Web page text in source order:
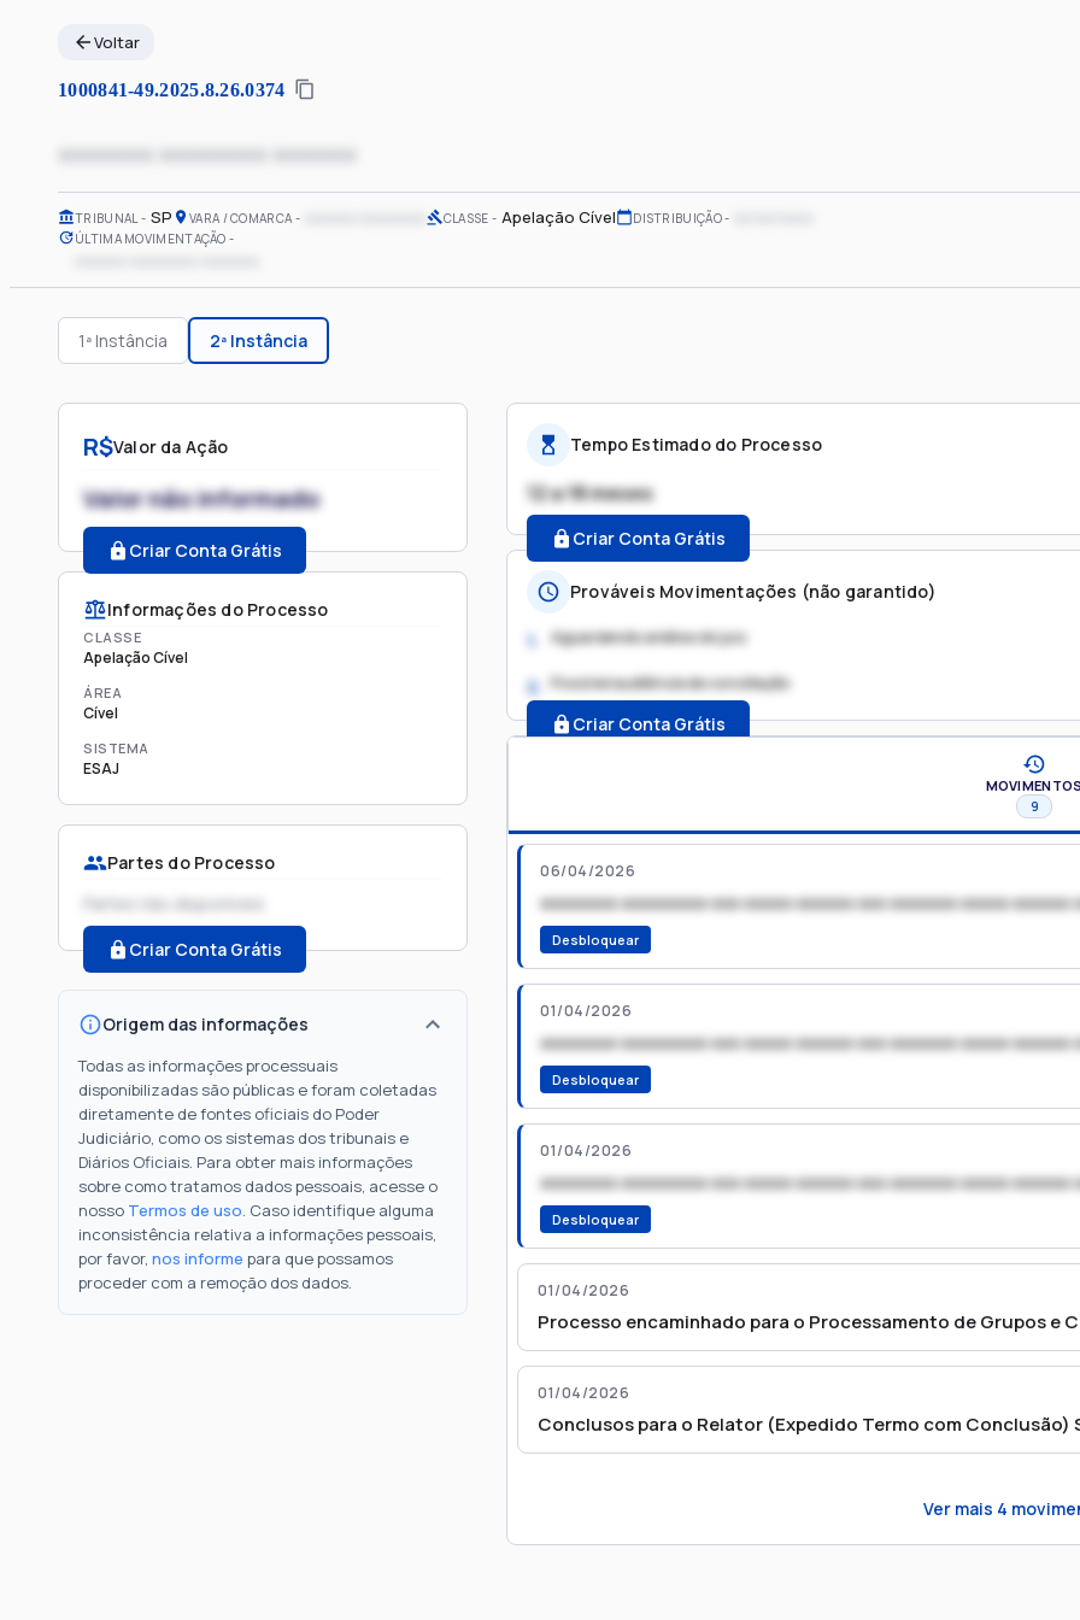
Voltar
1000841-49.2025.8.26.0374
xxxxxxxx xxxxxxxxx xxxxxxx
TRIBUNAL SP VARA / COMARCA CLASSE Apelação Cível DISTRIBUIÇÃO
ÚLTIMA MOVIMENTAÇÃO
1ª Instância 2ª Instância
R$Valor da Ação
Valor não informado
Criar Conta Grátis
Informações do Processo
CLASSE
Apelação Cível
ÁREA
Cível
SISTEMA
ESAJ
Partes do Processo
Partes não disponíveis
Criar Conta Grátis
Origem das informações
Todas as informações processuais
disponibilizadas são públicas e foram coletadas
diretamente de fontes oficiais do Poder
Judiciário, como os sistemas dos tribunais e
Diários Oficiais. Para obter mais informações
sobre como tratamos dados pessoais, acesse o
nosso Termos de uso. Caso identifique alguma
inconsistência relativa a informações pessoais,
por favor, nos informe para que possamos
proceder com a remoção dos dados.
Tempo Estimado do Processo
12 a 18 meses
Criar Conta Grátis
Prováveis Movimentações (não garantido)
1. Aguardando análise do juiz
2. Possível audiência de conciliação
Criar Conta Grátis
MOVIMENTOS
9
06/04/2026
xxxxxxxx xxxxxxxxx xxx xxxxx xxxxxx xxx xxxxxxx xxxxx xxxxxx
Desbloquear
01/04/2026
xxxxxxxx xxxxxxxxx xxx xxxxx xxxxxx xxx xxxxxxx xxxxx xxxxxx
Desbloquear
01/04/2026
xxxxxxxx xxxxxxxxx xxx xxxxx xxxxxx xxx xxxxxxx xxxxx xxxxxx
Desbloquear
01/04/2026
Processo encaminhado para o Processamento de Grupos e
01/04/2026
Conclusos para o Relator (Expedido Termo com Conclusão)
Ver mais 4